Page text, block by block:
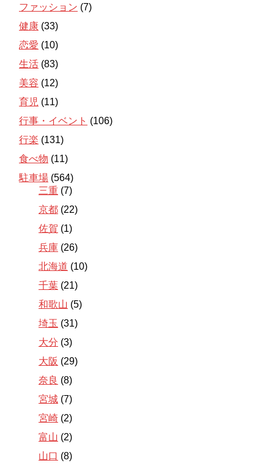
ファッション (7)
健康 (33)
恋愛 (10)
生活 (83)
美容 (12)
育児 (11)
行事・イベント (106)
行楽 (131)
食べ物 (11)
駐車場 (564)
三重 (7)
京都 (22)
佐賀 (1)
兵庫 (26)
北海道 (10)
千葉 (21)
和歌山 (5)
埼玉 (31)
大分 (3)
大阪 (29)
奈良 (8)
宮城 (7)
宮崎 (2)
富山 (2)
山口 (8)